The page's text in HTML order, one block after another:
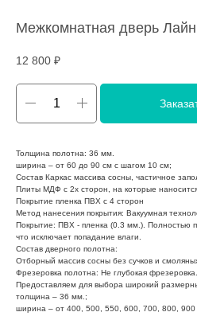
Межкомнатная дверь
12 800 ₽
Толщина полотна: 36 мм.
ширина – от 60 до 90 см с шагом 10 см;
Состав Каркас массива сосны, частичное
Плиты МДФ с 2х сторон, на которые
Покрытие пленка ПВХ с 4 сторон
Метод нанесения покрытия: Вакуумная
Покрытие: ПВХ - пленка (0.3 мм.). Полностью
что исключает попадание влаги.
Состав дверного полотна:
Отборный массив сосны без сучков и
Фрезеровка полотна: Не глубокая фрезеровка.
Предоставляем для выбора широкий
толщина – 36 мм.;
ширина – от 400, 500, 550, 600, 700, 800, 900